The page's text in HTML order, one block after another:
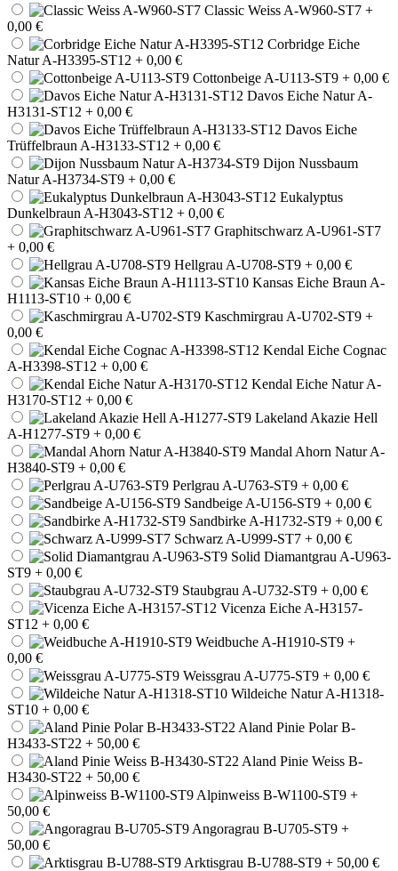
Classic Weiss A-W960-ST7 +
0,00 €
Corbridge Eiche
Natur A-H3395-ST12 + 0,00 €
Cottonbeige A-U113-ST9 + 0,00 €
Davos Eiche Natur A-
H3131-ST12 + 0,00 €
Davos Eiche
Trüffelbraun A-H3133-ST12 + 0,00 €
Dijon Nussbaum
Natur A-H3734-ST9 + 0,00 €
Eukalyptus
Dunkelbraun A-H3043-ST12 + 0,00 €
Graphitschwarz A-U961-ST7
+ 0,00 €
Hellgrau A-U708-ST9 + 0,00 €
Kansas Eiche Braun A-
H1113-ST10 + 0,00 €
Kaschmirgrau A-U702-ST9 +
0,00 €
Kendal Eiche Cognac
A-H3398-ST12 + 0,00 €
Kendal Eiche Natur A-
H3170-ST12 + 0,00 €
Lakeland Akazie Hell
A-H1277-ST9 + 0,00 €
Mandal Ahorn Natur A-
H3840-ST9 + 0,00 €
Perlgrau A-U763-ST9 + 0,00 €
Sandbeige A-U156-ST9 + 0,00 €
Sandbirke A-H1732-ST9 + 0,00 €
Schwarz A-U999-ST7 + 0,00 €
Solid Diamantgrau A-U963-
ST9 + 0,00 €
Staubgrau A-U732-ST9 + 0,00 €
Vicenza Eiche A-H3157-
ST12 + 0,00 €
Weidbuche A-H1910-ST9 +
0,00 €
Weissgrau A-U775-ST9 + 0,00 €
Wildeiche Natur A-H1318-
ST10 + 0,00 €
Aland Pinie Polar B-
H3433-ST22 + 50,00 €
Aland Pinie Weiss B-
H3430-ST22 + 50,00 €
Alpinweiss B-W1100-ST9 +
50,00 €
Angoragrau B-U705-ST9 +
50,00 €
Arktisgrau B-U788-ST9 + 50,00 €